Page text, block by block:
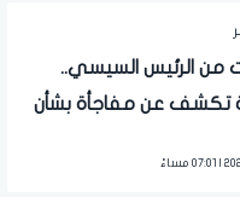
من الرئيس السيسي..
تكشف عن مفاجأة بشأن